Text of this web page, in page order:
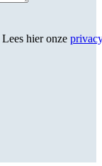
Lees hier onze